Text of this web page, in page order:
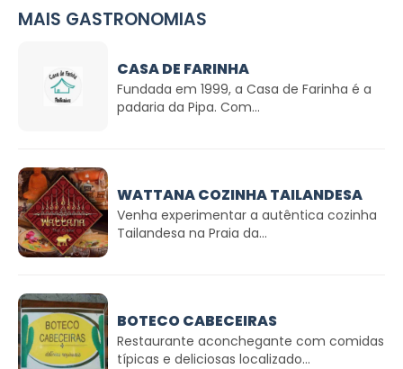
MAIS GASTRONOMIAS
CASA DE FARINHA
Fundada em 1999, a Casa de Farinha é a
padaria da Pipa. Com...
WATTANA COZINHA TAILANDESA
Venha experimentar a autêntica cozinha
Tailandesa na Praia da...
BOTECO CABECEIRAS
Restaurante aconchegante com comidas
típicas e deliciosas localizado...